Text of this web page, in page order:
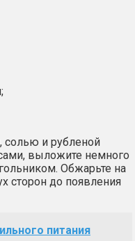
солью и рубленой
выложите немного
Обжарьте на
сторон до появления
питания